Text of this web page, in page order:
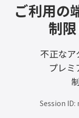
ご利用の
制限
不正なア
プレミ
Session